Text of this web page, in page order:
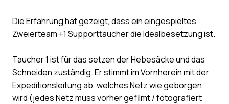
Die Erfahrung hat gezeigt, dass ein eingespieltes
Zweierteam +1 Supporttaucher die Idealbesetzung ist.
Taucher 1 ist für das setzen der Hebesäcke und das
Schneiden zuständig. Er stimmt im Vornherein mit der
Expeditionsleitung ab, welches Netz wie geborgen
wird (jedes Netz muss vorher gefilmt / fotografiert